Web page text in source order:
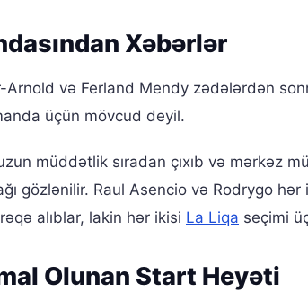
Xəbərlər
və Ferland Mendy zədələrdən
üçün mövcud deyil.
müddətlik sıradan çıxıb və mərkəz
gözlənilir. Raul Asencio və Rodrygo
alıblar, lakin hər ikisi La Liqa seçimi
Olunan Start Heyəti